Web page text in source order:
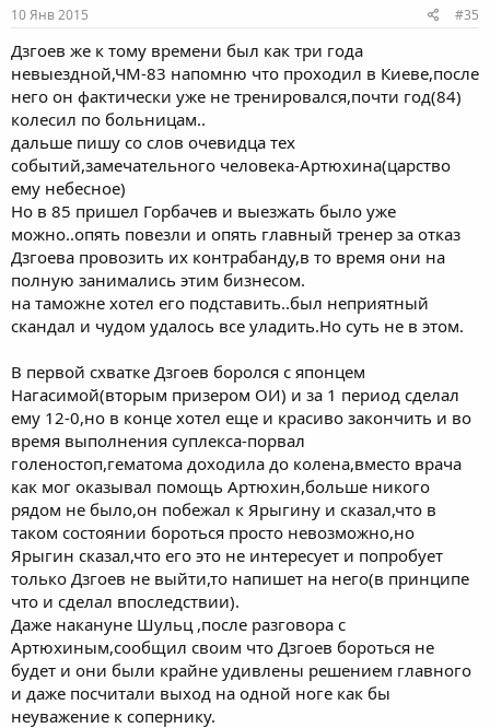
10 Янв 2015 #35
Дзгоев же к тому времени был как три года
невыездной,ЧМ-83 напомню что проходил в Киеве,после
него он фактически уже не тренировался,почти год(84)
колесил по больницам..
дальше пишу со слов очевидца тех
событий,замечательного человека-Артюхина(царство
ему небесное)
Но в 85 пришел Горбачев и выезжать было уже
можно..опять повезли и опять главный тренер за отказ
Дзгоева провозить их контрабанду,в то время они на
полную занимались этим бизнесом.
на таможне хотел его подставить..был неприятный
скандал и чудом удалось все уладить.Но суть не в этом.
В первой схватке Дзгоев боролся с японцем
Нагасимой(вторым призером ОИ) и за 1 период сделал
ему 12-0,но в конце хотел еще и красиво закончить и во
время выполнения суплекса-порвал
голеностоп,гематома доходила до колена,вместо врача
как мог оказывал помощь Артюхин,больше никого
рядом не было,он побежал к Ярыгину и сказал,что в
таком состоянии бороться просто невозможно,но
Ярыгин сказал,что его это не интересует и попробует
только Дзгоев не выйти,то напишет на него(в принципе
что и сделал впоследствии).
Даже накануне Шульц ,после разговора с
Артюхиным,сообщил своим что Дзгоев бороться не
будет и они были крайне удивлены решением главного
и даже посчитали выход на одной ноге как бы
неуважение к сопернику.